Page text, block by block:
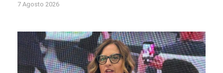
7 Agosto 2026